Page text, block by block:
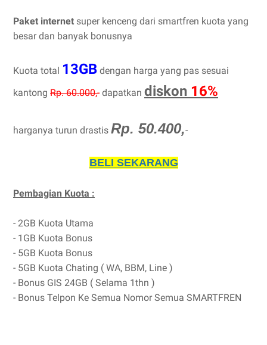
Paket internet super kenceng dari smartfren kuota yang
besar dan banyak bonusnya
Kuota total 13GB dengan harga yang pas sesuai
kantong Rp. 60.000,- dapatkan diskon 16%
harganya turun drastis Rp. 50.400,-
BELI SEKARANG
Pembagian Kuota :
- 2GB Kuota Utama
- 1GB Kuota Bonus
- 5GB Kuota Bonus
- 5GB Kuota Chating ( WA, BBM, Line )
- Bonus GIS 24GB ( Selama 1thn )
- Bonus Telpon Ke Semua Nomor Semua SMARTFREN